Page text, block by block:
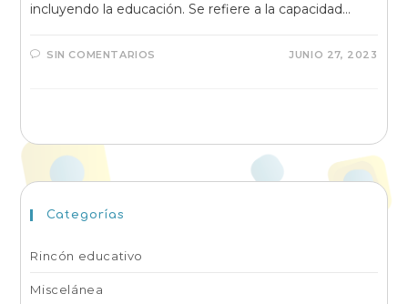
incluyendo la educación. Se refiere a la capacidad…
SIN COMENTARIOS JUNIO 27, 2023
Categorías
Rincón educativo
Miscelánea